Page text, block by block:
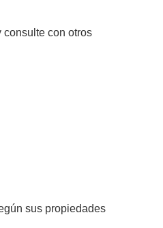
consulte con otros
sus propiedades